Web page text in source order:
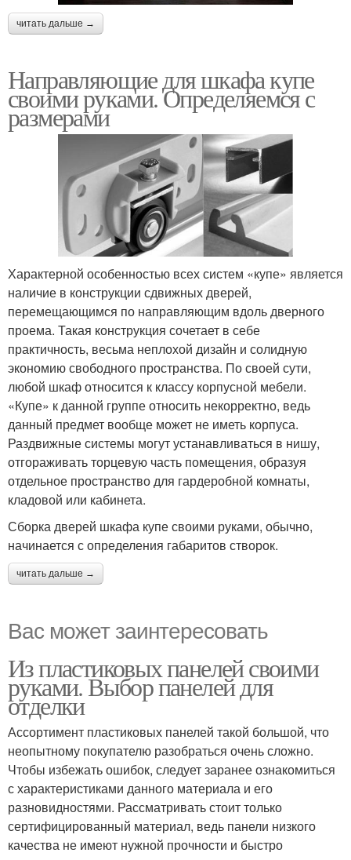
читать дальше →
Направляющие для шкафа купе
своими руками. Определяемся с
размерами
Характерной особенностью всех систем «купе» является
наличие в конструкции сдвижных дверей,
перемещающимся по направляющим вдоль дверного
проема. Такая конструкция сочетает в себе
практичность, весьма неплохой дизайн и солидную
экономию свободного пространства. По своей сути,
любой шкаф относится к классу корпусной мебели.
«Купе» к данной группе относить некорректно, ведь
данный предмет вообще может не иметь корпуса.
Раздвижные системы могут устанавливаться в нишу,
отгораживать торцевую часть помещения, образуя
отдельное пространство для гардеробной комнаты,
кладовой или кабинета.
Сборка дверей шкафа купе своими руками, обычно,
начинается с определения габаритов створок.
читать дальше →
Вас может заинтересовать
Из пластиковых панелей своими
руками. Выбор панелей для
отделки
Ассортимент пластиковых панелей такой большой, что
неопытному покупателю разобраться очень сложно.
Чтобы избежать ошибок, следует заранее ознакомиться
с характеристиками данного материала и его
разновидностями. Рассматривать стоит только
сертифицированный материал, ведь панели низкого
качества не имеют нужной прочности и быстро